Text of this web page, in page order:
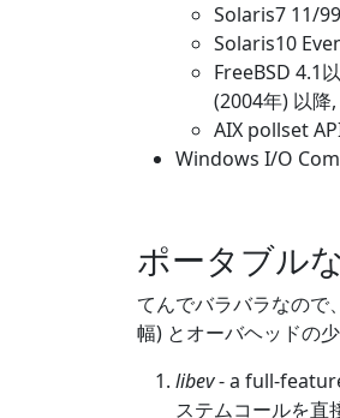
Solaris7 11/
Solaris10
FreeBSD 4.1
(2004年) 以降
AIX pollset
Windows I/O
ポータブル
てんでバラバラなので
幅) とオーバヘッドの
libev- a full-
ステムコールを直